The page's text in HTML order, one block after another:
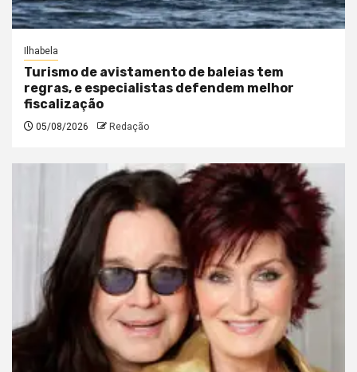
Ilhabela
Turismo de avistamento de baleias tem
regras, e especialistas defendem melhor
fiscalização
05/08/2026 Redação